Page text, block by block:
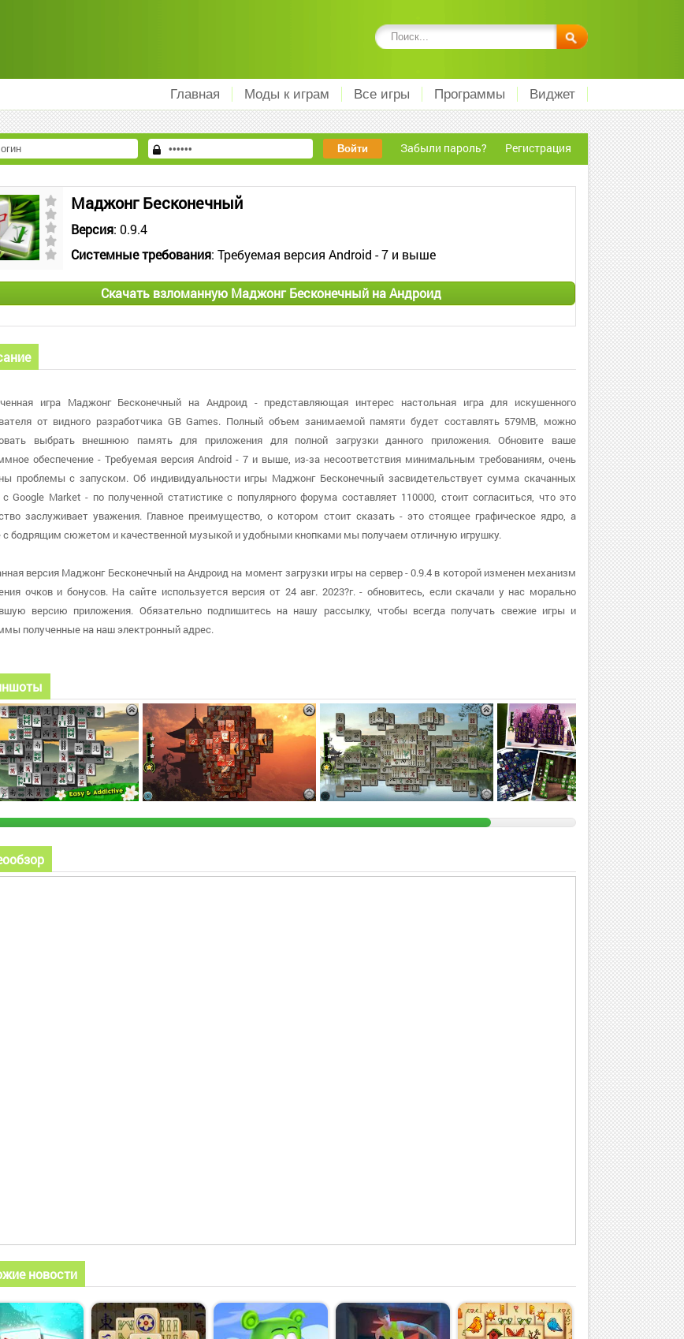
Главная Моды к играм Все игры Программы Виджет
Забыли пароль? Регистрация
Маджонг Бесконечный
Версия: 0.9.4
Системные требования: Требуемая версия Android - 7 и выше
Скачать взломанную Маджонг Бесконечный на Андроид
игра Маджонг Бесконечный на Андроид - представляющая интерес настольная игра для искушенного
от видного разработчика GB Games. Полный объем занимаемой памяти будет составлять 579MB, можно
выбрать внешнюю память для приложения для полной загрузки данного приложения. Обновите ваше
обеспечение - Требуемая версия Android - 7 и выше, из-за несоответствия минимальным требованиям, очень
проблемы с запуском. Об индивидуальности игры Маджонг Бесконечный засвидетельствует сумма скачанных
с Google Market - по полученной статистике с популярного форума составляет 110000, стоит согласиться, что это
заслуживает уважения. Главное преимущество, о котором стоит сказать - это стоящее графическое ядро, а
с бодрящим сюжетом и качественной музыкой и удобными кнопками мы получаем отличную игрушку.
версия Маджонг Бесконечный на Андроид на момент загрузки игры на сервер - 0.9.4 в которой изменен механизм
очков и бонусов. На сайте используется версия от 24 авг. 2023?г. - обновитесь, если скачали у нас морально
версию приложения. Обязательно подпишитесь на нашу рассылку, чтобы всегда получать свежие игры и
полученные на наш электронный адрес.
новости